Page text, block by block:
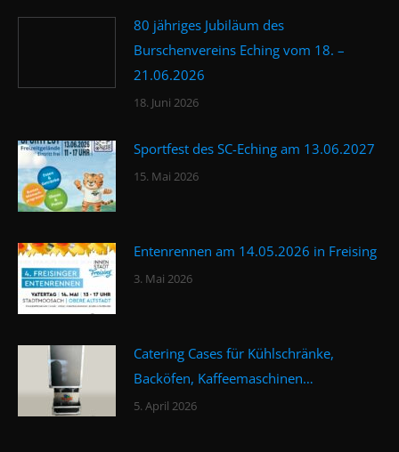
80 jähriges Jubiläum des
Burschenvereins Eching vom 18. –
21.06.2026
18. Juni 2026
Sportfest des SC-Eching am 13.06.2027
15. Mai 2026
Entenrennen am 14.05.2026 in Freising
3. Mai 2026
Catering Cases für Kühlschränke,
Backöfen, Kaffeemaschinen…
5. April 2026